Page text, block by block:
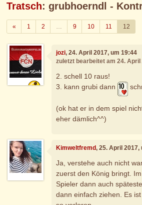
Tratsch: grubhoerndl -
«Zurück
1 2 … 9 10 11 12
jozi, 24. April 2017, um 19:44
zuletzt bearbeitet am 24. April
2. schell 10 raus!
3. kann grubi dann
(ok hat er in dem spiel
eher dämlich^^)
Kimweltfremd, 25. April 2017,
Ja, verstehe auch nicht
zuerst den König bringt.
Spieler dann auch
dann einfach ziehen. Es